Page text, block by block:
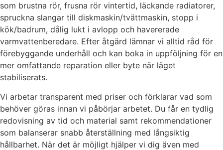
som brustna rör, frusna rör vintertid, läckande radiatorer,
spruckna slangar till diskmaskin/tvättmaskin, stopp i
kök/badrum, dålig lukt i avlopp och havererade
varmvattenberedare. Efter åtgärd lämnar vi alltid råd för
förebyggande underhåll och kan boka in uppföljning för en
mer omfattande reparation eller byte när läget
stabiliserats.
Vi arbetar transparent med priser och förklarar vad som
behöver göras innan vi påbörjar arbetet. Du får en tydlig
redovisning av tid och material samt rekommendationer
som balanserar snabb återställning med långsiktig
hållbarhet. När det är möjligt hjälper vi dig även med